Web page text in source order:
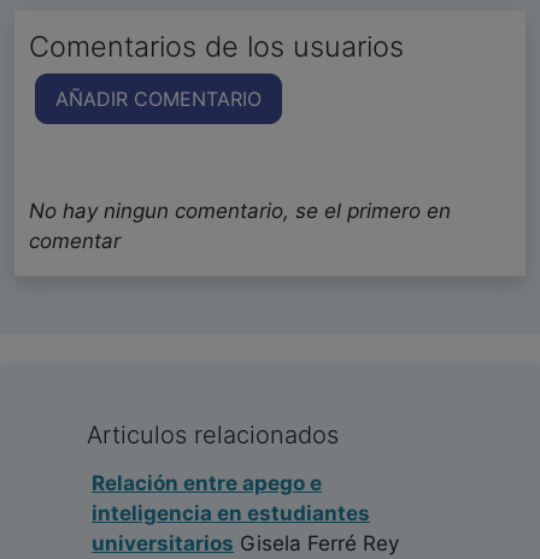
Comentarios de los usuarios
AÑADIR COMENTARIO
No hay ningun comentario, se el primero en
comentar
Articulos relacionados
Relación entre apego e
inteligencia en estudiantes
universitarios Gisela Ferré Rey